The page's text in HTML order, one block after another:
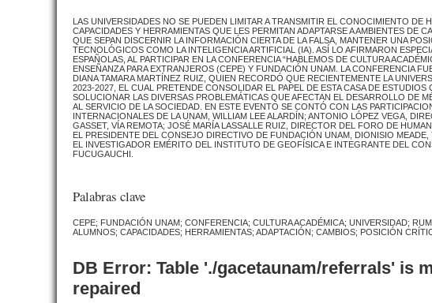
LAS UNIVERSIDADES NO SE PUEDEN LIMITAR A TRANSMITIR EL CONOCIMIENTO DE
CAPACIDADES Y HERRAMIENTAS QUE LES PERMITAN ADAPTARSE A AMBIENTES DE
QUE SEPAN DISCERNIR LA INFORMACIÓN CIERTA DE LA FALSA, MANTENER UNA
TECNOLÓGICOS COMO LA INTELIGENCIA ARTIFICIAL (IA). ASÍ LO AFIRMARON
ESPAÑOLAS, AL PARTICIPAR EN LA CONFERENCIA “HABLEMOS DE CULTURA
ENSEÑANZA PARA EXTRANJEROS (CEPE) Y FUNDACIÓN UNAM. LA CONFERENCIA
DIANA TAMARA MARTÍNEZ RUIZ, QUIEN RECORDÓ QUE RECIENTEMENTE LA
2023-2027, EL CUAL PRETENDE CONSOLIDAR EL PAPEL DE ESTA CASA DE
SOLUCIONAR LAS DIVERSAS PROBLEMÁTICAS QUE AFECTAN EL DESARROLLO DE
AL SERVICIO DE LA SOCIEDAD. EN ESTE EVENTO SE CONTÓ CON LAS
INTERNACIONALES DE LA UNAM, WILLIAM LEE ALARDÍN; ANTONIO LÓPEZ VEGA,
GASSET, VÍA REMOTA; JOSÉ MARÍA LASSALLE RUIZ, DIRECTOR DEL FORO DE
EL PRESIDENTE DEL CONSEJO DIRECTIVO DE FUNDACIÓN UNAM, DIONISIO
EL INVESTIGADOR EMÉRITO DEL INSTITUTO DE GEOFÍSICA E INTEGRANTE DEL
FUCUGAUCHI.
Palabras clave
CEPE; FUNDACIÓN UNAM; CONFERENCIA; CULTURA ACADÉMICA; UNIVERSIDAD;
ALUMNOS; CAPACIDADES; HERRAMIENTAS; ADAPTACIÓN; CAMBIOS; POSICIÓN
DB Error: Table './gacetaunam/referrals' is
repaired